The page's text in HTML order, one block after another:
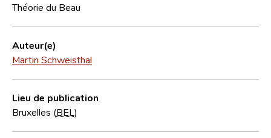
CNL
Équipe scientifique
Contact
Théorie du Beau
Auteur(e)
Martin Schweisthal
Lieu de publication
Bruxelles (BEL )